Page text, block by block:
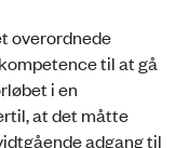
overordnede
til at gå
i en
at det måtte
adgang til